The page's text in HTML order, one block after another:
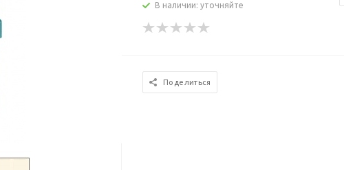
В наличии: уточняйте
Поделиться